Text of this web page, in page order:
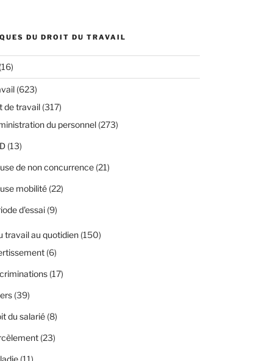
DU DROIT DU TRAVAIL
(623)
de travail(317)
du personnel(273)
(13)
de non concurrence(21)
mobilité(22)
d'essai(9)
travail au quotidien(150)
(6)
(17)
(39)
du salarié(8)
(23)
(11)